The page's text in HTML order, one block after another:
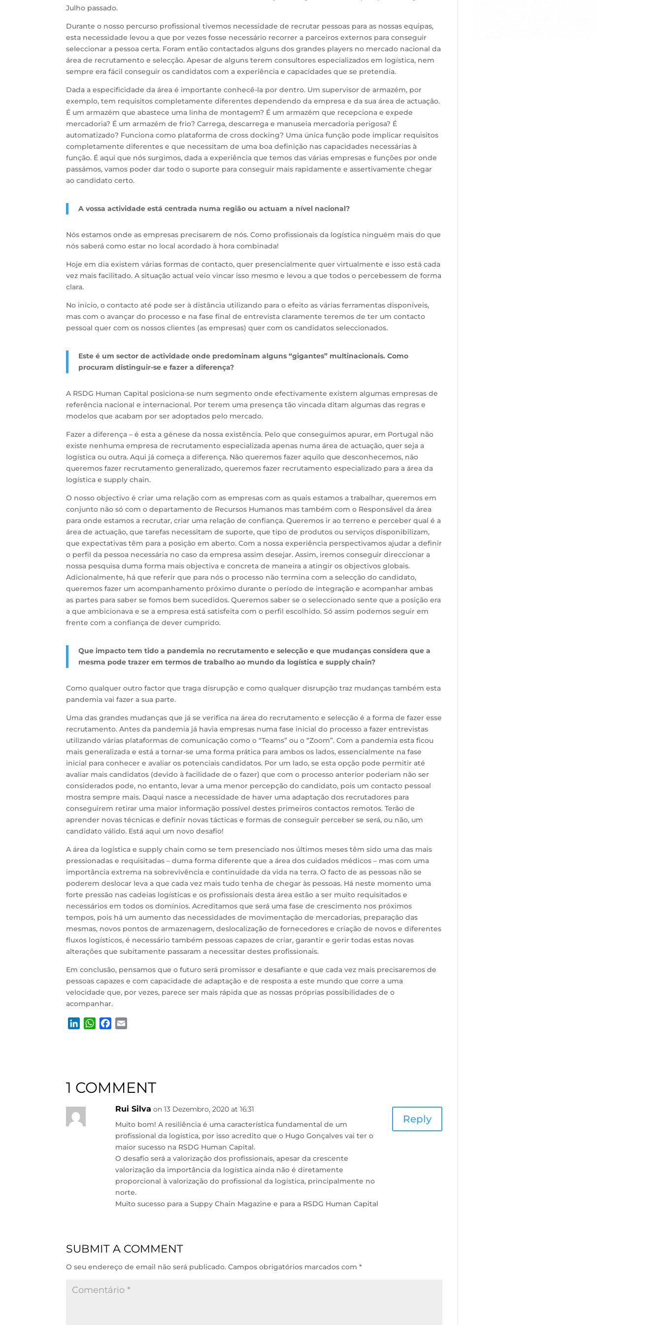
Julho passado.
Durante o nosso percurso profissional tivemos necessidade de recrutar pessoas para as nossas equipas,
esta necessidade levou a que por vezes fosse necessário recorrer a parceiros externos para conseguir
seleccionar a pessoa certa. Foram então contactados alguns dos grandes players no mercado nacional da
área de recrutamento e selecção. Apesar de alguns terem consultores especializados em logística, nem
sempre era fácil conseguir os candidatos com a experiência e capacidades que se pretendia.
Dada a especificidade da área é importante conhecê-la por dentro. Um supervisor de armazém, por
exemplo, tem requisitos completamente diferentes dependendo da empresa e da sua área de actuação.
É um armazém que abastece uma linha de montagem? É um armazém que recepciona e expede
mercadoria? É um armazém de frio? Carrega, descarrega e manuseia mercadoria perigosa? É
automatizado? Funciona como plataforma de cross docking? Uma única função pode implicar requisitos
completamente diferentes e que necessitam de uma boa definição nas capacidades necessárias à
função. É aqui que nós surgimos, dada a experiência que temos das várias empresas e funções por onde
passámos, vamos poder dar todo o suporte para conseguir mais rapidamente e assertivamente chegar
ao candidato certo.
A vossa actividade está centrada numa região ou actuam a nível nacional?
Nós estamos onde as empresas precisarem de nós. Como profissionais da logística ninguém mais do que
nós saberá como estar no local acordado à hora combinada!
Hoje em dia existem várias formas de contacto, quer presencialmente quer virtualmente e isso está cada
vez mais facilitado. A situação actual veio vincar isso mesmo e levou a que todos o percebessem de forma
clara.
No início, o contacto até pode ser à distância utilizando para o efeito as várias ferramentas disponíveis,
mas com o avançar do processo e na fase final de entrevista claramente teremos de ter um contacto
pessoal quer com os nossos clientes (as empresas) quer com os candidatos seleccionados.
Este é um sector de actividade onde predominam alguns “gigantes” multinacionais. Como
procuram distinguir-se e fazer a diferença?
A RSDG Human Capital posiciona-se num segmento onde efectivamente existem algumas empresas de
referência nacional e internacional. Por terem uma presença tão vincada ditam algumas das regras e
modelos que acabam por ser adoptados pelo mercado.
Fazer a diferença – é esta a génese da nossa existência. Pelo que conseguimos apurar, em Portugal não
existe nenhuma empresa de recrutamento especializada apenas numa área de actuação, quer seja a
logística ou outra. Aqui já começa a diferença. Não queremos fazer aquilo que desconhecemos, não
queremos fazer recrutamento generalizado, queremos fazer recrutamento especializado para a área da
logística e supply chain.
O nosso objectivo é criar uma relação com as empresas com as quais estamos a trabalhar, queremos em
conjunto não só com o departamento de Recursos Humanos mas também com o Responsável da área
para onde estamos a recrutar, criar uma relação de confiança. Queremos ir ao terreno e perceber qual é a
área de actuação, que tarefas necessitam de suporte, que tipo de produtos ou serviços disponibilizam,
que expectativas têm para a posição em aberto. Com a nossa experiência perspectivamos ajudar a definir
o perfil da pessoa necessária no caso da empresa assim desejar. Assim, iremos conseguir direccionar a
nossa pesquisa duma forma mais objectiva e concreta de maneira a atingir os objectivos globais.
Adicionalmente, há que referir que para nós o processo não termina com a selecção do candidato,
queremos fazer um acompanhamento próximo durante o período de integração e acompanhar ambas
as partes para saber se fomos bem sucedidos. Queremos saber se o seleccionado sente que a posição era
a que ambicionava e se a empresa está satisfeita com o perfil escolhido. Só assim podemos seguir em
frente com a confiança de dever cumprido.
Que impacto tem tido a pandemia no recrutamento e selecção e que mudanças considera que a
mesma pode trazer em termos de trabalho ao mundo da logística e supply chain?
Como qualquer outro factor que traga disrupção e como qualquer disrupção traz mudanças também esta
pandemia vai fazer a sua parte.
Uma das grandes mudanças que já se verifica na área do recrutamento e selecção é a forma de fazer esse
recrutamento. Antes da pandemia já havia empresas numa fase inicial do processo a fazer entrevistas
utilizando várias plataformas de comunicação como o “Teams” ou o “Zoom”. Com a pandemia esta ficou
mais generalizada e está a tornar-se uma forma prática para ambos os lados, essencialmente na fase
inicial para conhecer e avaliar os potenciais candidatos. Por um lado, se esta opção pode permitir até
avaliar mais candidatos (devido à facilidade de o fazer) que com o processo anterior poderiam não ser
considerados pode, no entanto, levar a uma menor percepção do candidato, pois um contacto pessoal
mostra sempre mais. Daqui nasce a necessidade de haver uma adaptação dos recrutadores para
conseguirem retirar uma maior informação possível destes primeiros contactos remotos. Terão de
aprender novas técnicas e definir novas tácticas e formas de conseguir perceber se será, ou não, um
candidato válido. Está aqui um novo desafio!
A área da logística e supply chain como se tem presenciado nos últimos meses têm sido uma das mais
pressionadas e requisitadas – duma forma diferente que a área dos cuidados médicos – mas com uma
importância extrema na sobrevivência e continuidade da vida na terra. O facto de as pessoas não se
poderem deslocar leva a que cada vez mais tudo tenha de chegar às pessoas. Há neste momento uma
forte pressão nas cadeias logísticas e os profissionais desta área estão a ser muito requisitados e
necessários em todos os domínios. Acreditamos que será uma fase de crescimento nos próximos
tempos, pois há um aumento das necessidades de movimentação de mercadorias, preparação das
mesmas, novos pontos de armazenagem, deslocalização de fornecedores e criação de novos e diferentes
fluxos logísticos, é necessário também pessoas capazes de criar, garantir e gerir todas estas novas
alterações que subitamente passaram a necessitar destes profissionais.
Em conclusão, pensamos que o futuro será promissor e desafiante e que cada vez mais precisaremos de
pessoas capazes e com capacidade de adaptação e de resposta a este mundo que corre a uma
velocidade que, por vezes, parece ser mais rápida que as nossas próprias possibilidades de o
acompanhar.
d
I
n
W
A
p
o
o
k
1 COMMENT
Rui Silva on 13 Dezembro, 2020 at 16:31
Muito bom! A resiliência é uma característica fundamental de um
profissional da logística, por isso acredito que o Hugo Gonçalves vai ter o
maior sucesso na RSDG Human Capital.
O desafio será a valorização dos profissionais, apesar da crescente
valorização da importância da logística ainda não é diretamente
proporcional à valorização do profissional da logística, principalmente no
norte.
Muito sucesso para a Suppy Chain Magazine e para a RSDG Human Capital
Reply
SUBMIT A COMMENT
O seu endereço de email não será publicado. Campos obrigatórios marcados com*